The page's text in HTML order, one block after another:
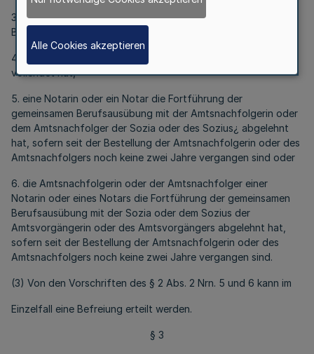
3. durch die gemeinsame Berufsausübung die Einrichtung und
Besetzung neuer Notarstellen erschwert wird,
4. eine Notarin oder ein Notar das sechzigste Lebensjahr
vollendet hat,
5. eine Notarin oder ein Notar die Fortführung der
gemeinsamen Berufsausübung mit der Amtsnachfolgerin oder
dem Amtsnachfolger der Sozia oder des Sozius¿ abgelehnt
hat, sofern seit der Bestellung der Amtsnachfolgerin oder des
Amtsnachfolgers noch keine zwei Jahre vergangen sind oder
6. die Amtsnachfolgerin oder der Amtsnachfolger einer
Notarin oder eines Notars die Fortführung der gemeinsamen
Berufsausübung mit der Sozia oder dem Sozius der
Amtsvorgängerin oder des Amtsvorgängers abgelehnt hat,
sofern seit der Bestellung der Amtsnachfolgerin oder des
Amtsnachfolgers noch keine zwei Jahre vergangen sind.
(3) Von den Vorschriften des § 2 Abs. 2 Nrn. 5 und 6 kann im
Einzelfall eine Befreiung erteilt werden.
§ 3
Alle Cookies akzeptieren